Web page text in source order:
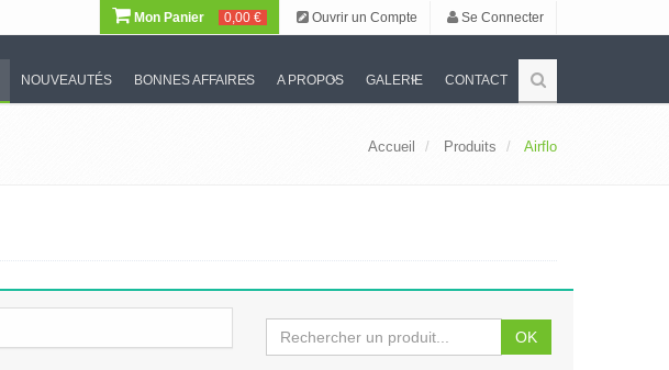
Mon Panier 0,00 € Ouvrir un Compte Se Connecter
NOUVEAUTÉS BONNES AFFAIRES A PROPOS GALERIE CONTACT
Accueil Produits Airflo
OK